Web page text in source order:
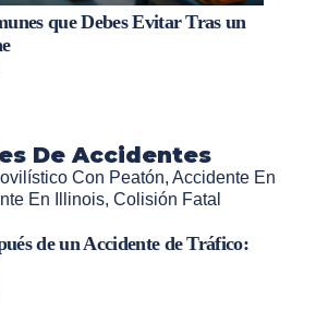
que Debes Evitar Tras un
De Accidentes
Con Peatón, Accidente En
En Illinois, Colisión Fatal
de un Accidente de Tráfico: